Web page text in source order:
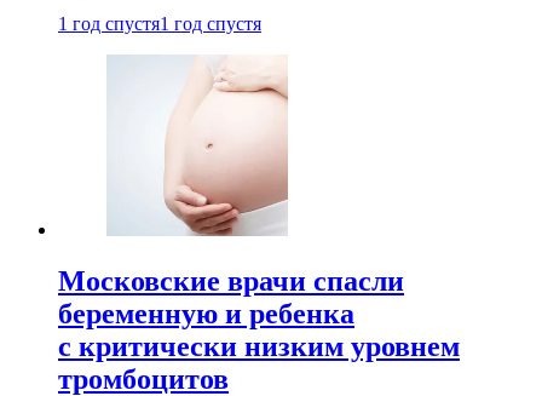
1 год спустя1 год спустя
Московские врачи спасли
беременную и ребенка
с критически низким уровнем
тромбоцитов